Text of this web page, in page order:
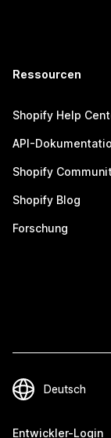
Ressourcen
Shopify Help
API-
Shopify
Shopify Blog
Forschung
Entwickler-Login